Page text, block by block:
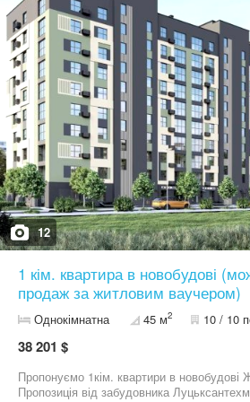
необхідними магазинами, закладами та
Індивідуальне газове опалення –
Ідеально підходить як для власного
інвестицію. Зв’яжіться з нами вже
квартиру!
12
1 кім. квартира в новобудові
продаж за житловим ваучером)
Однокімнатна 45 м2 10 / 10
38 201 $
Пропонуємо 1кім. квартири в новобудові
Пропозиція від забудовника